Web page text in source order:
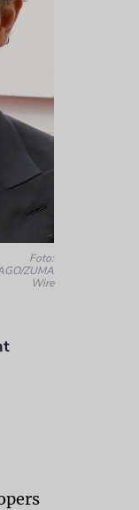
Foto:
ZUMA
Wire